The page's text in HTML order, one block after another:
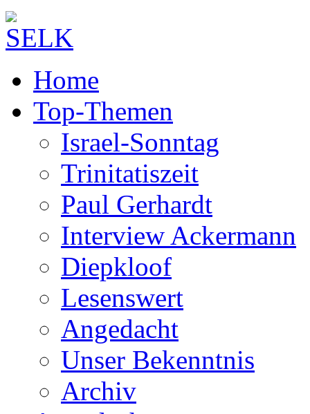
Home
Top-Themen
Israel-Sonntag
Trinitatiszeit
Paul Gerhardt
Interview Ackermann
Diepkloof
Lesenswert
Angedacht
Unser Bekenntnis
Archiv